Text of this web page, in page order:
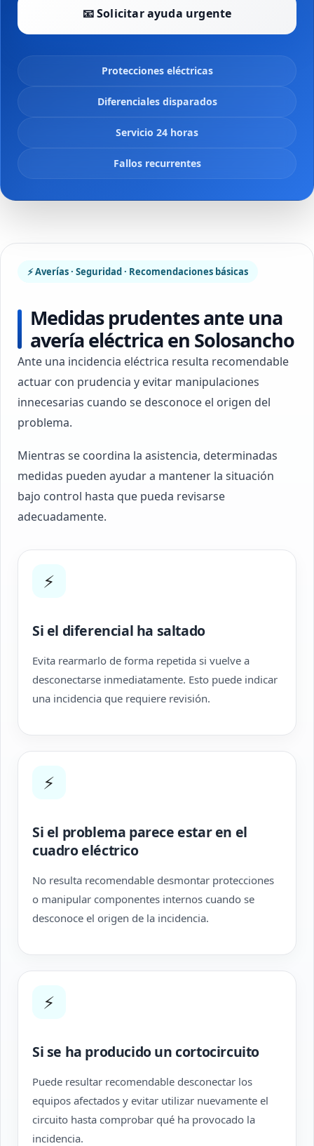
📧 Solicitar ayuda urgente
Protecciones eléctricas
Diferenciales disparados
Servicio 24 horas
Fallos recurrentes
⚡ Averías · Seguridad · Recomendaciones básicas
Medidas prudentes ante una
avería eléctrica en Solosancho
Ante una incidencia eléctrica resulta recomendable
actuar con prudencia y evitar manipulaciones
innecesarias cuando se desconoce el origen del
problema.
Mientras se coordina la asistencia, determinadas
medidas pueden ayudar a mantener la situación
bajo control hasta que pueda revisarse
adecuadamente.
⚡
Si el diferencial ha saltado
Evita rearmarlo de forma repetida si vuelve a
desconectarse inmediatamente. Esto puede indicar
una incidencia que requiere revisión.
⚡
Si el problema parece estar en el
cuadro eléctrico
No resulta recomendable desmontar protecciones
o manipular componentes internos cuando se
desconoce el origen de la incidencia.
⚡
Si se ha producido un cortocircuito
Puede resultar recomendable desconectar los
equipos afectados y evitar utilizar nuevamente el
circuito hasta comprobar qué ha provocado la
incidencia.